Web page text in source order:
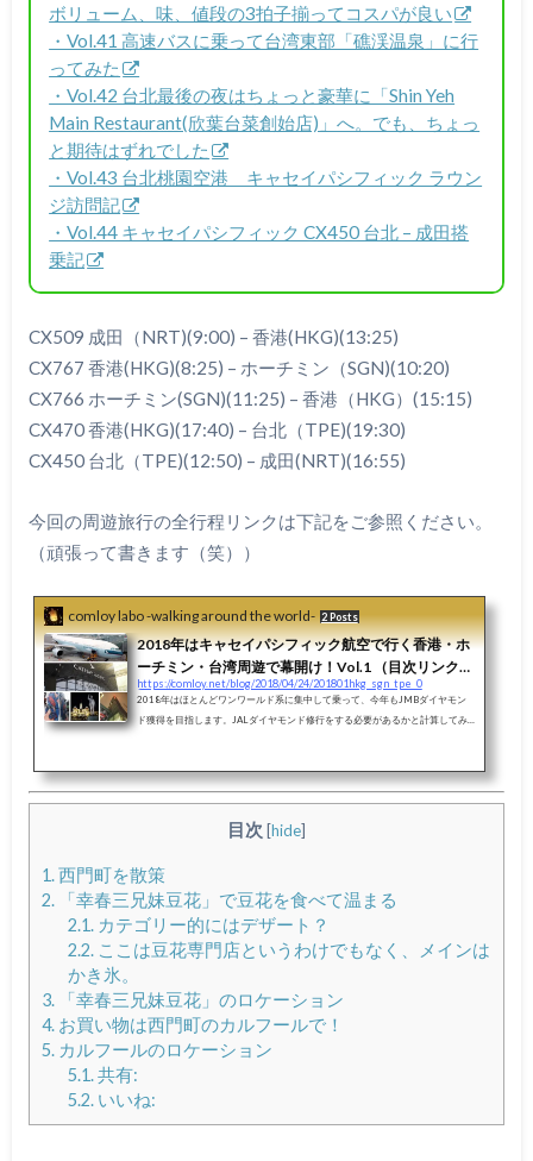
ボリューム、味、値段の3拍子揃ってコスパが良い
・Vol.41 高速バスに乗って台湾東部「礁渓温泉」に行
ってみた
・Vol.42 台北最後の夜はちょっと豪華に「Shin Yeh
Main Restaurant(欣葉台菜創始店)」へ。でも、ちょっ
と期待はずれでした
・Vol.43 台北桃園空港 キャセイパシフィック ラウン
ジ訪問記
・Vol.44 キャセイパシフィック CX450 台北 – 成田搭
乗記
CX509 成田（NRT)(9:00) – 香港(HKG)(13:25)
CX767 香港(HKG)(8:25) – ホーチミン（SGN)(10:20)
CX766 ホーチミン(SGN)(11:25) – 香港（HKG）(15:15)
CX470 香港(HKG)(17:40) – 台北（TPE)(19:30)
CX450 台北（TPE)(12:50) – 成田(NRT)(16:55)
今回の周遊旅行の全行程リンクは下記をご参照ください。
（頑張って書きます（笑））
comloy labo -walking around the world- 2 Posts
2018年はキャセイパシフィック航空で行く香港・ホ
ーチミン・台湾周遊で幕開け！Vol.1 （目次リンク）
安いチケットで取得できるマイルも無駄にはしな
い！SPGアメックスでマイルを余すところなく利用
https://comloy.net/blog/2018/04/24/201801hkg_sgn_tpe_0
2018年はほとんどワンワールド系に集中して乗って、今年もJMBダイヤモン
ド獲得を目指します。JALダイヤモンド修行をする必要があるかと計算してみ
に集中してANAダイヤモンドを取得予定です。今年一発目は「香港」「ホーチ
ミン」「台湾」をキャセイパシフィック 航空を使って周遊することにしまし
た。過去二度ほど行っているホーチミンですが、同行する友人がどうしても
目次 [hide]
1.西門町を散策
2.「幸春三兄妹豆花」で豆花を食べて温まる
2.1.カテゴリー的にはデザート？
2.2.ここは豆花専門店というわけでもなく、メインは
かき氷。
3.「幸春三兄妹豆花」のロケーション
4.お買い物は西門町のカルフールで！
5.カルフールのロケーション
5.1.共有:
5.2.いいね: